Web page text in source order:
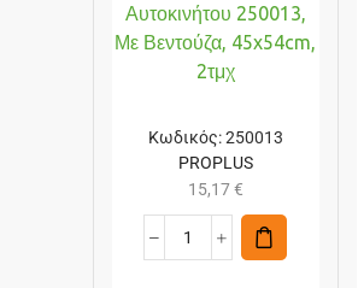
Αυτοκινήτου 250013,
Με Βεντούζα, 45x54cm,
2τμχ
Κωδικός:250013
PROPLUS
15,17€